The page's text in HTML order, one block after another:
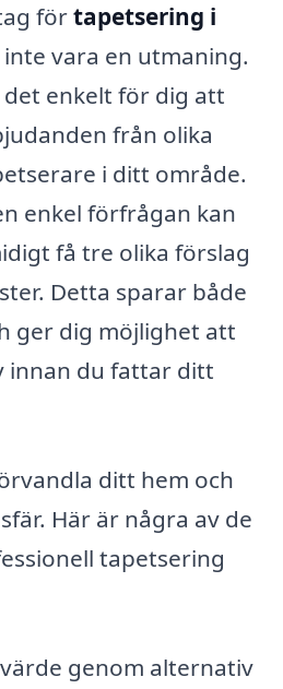
förtapetsering i
vara en utmaning.
enkelt för dig att
från olika
i ditt område.
enkel förfrågan kan
få tre olika förslag
Detta sparar både
ger dig möjlighet att
innan du fattar ditt
ditt hem och
Här är några av de
tapetsering
genom alternativ